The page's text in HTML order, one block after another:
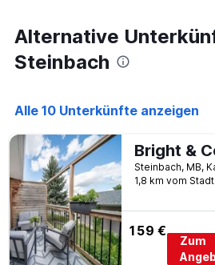
den
durchschnittlichen
Zimmerpreis
Alternative
Steinbach
Alle 10 Unterkünfte anzeigen
Steinbach, MB,
1,8 km vom
159 €
Zum